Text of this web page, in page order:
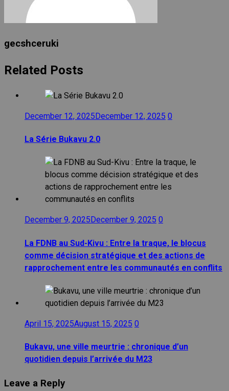
gecshceruki
Related Posts
December 12, 2025December 12, 2025 0
La Série Bukavu 2.0
December 9, 2025 December 9, 2025 0
La FDNB au Sud-Kivu : Entre la traque, le blocus
comme décision stratégique et des actions de
rapprochement entre les communautés en conflits
April 15, 2025August 15, 2025 0
Bukavu, une ville meurtrie : chronique d’un
quotidien depuis l’arrivée du M23
Leave a Reply